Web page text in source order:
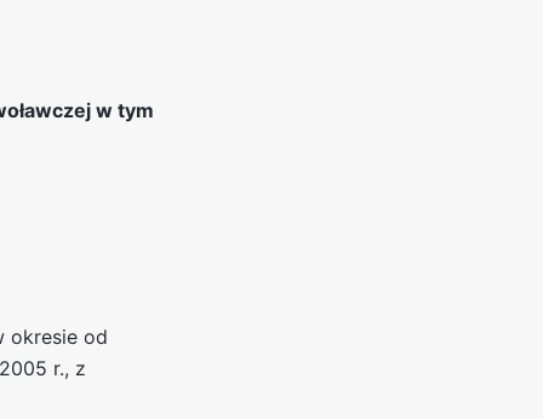
w tym
okresie od
r., z